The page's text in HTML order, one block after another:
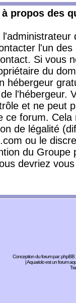
propos des
l'un
Si vous
du
hébergeur
l'hébergeur.
et ne peut
ce forum.
de légalité
ou le
du
devriez
Conception du forum par:phpBB
| Aquariolo est un forum